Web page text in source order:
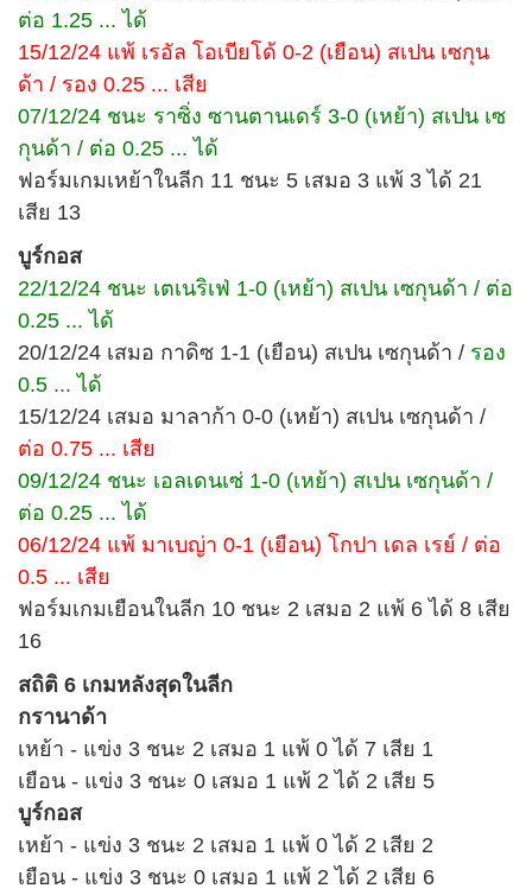
ต่อ 1.25 ... ได้
15/12/24 แพ้ เรอัล โอเบียโด้ 0-2 (เยือน) สเปน เซกุน
ด้า / รอง 0.25 ... เสีย
07/12/24 ชนะ ราซิ่ง ซานตานเดร์ 3-0 (เหย้า) สเปน เซ
กุนด้า / ต่อ 0.25 ... ได้
ฟอร์มเกมเหย้าในลีก 11 ชนะ 5 เสมอ 3 แพ้ 3 ได้ 21
เสีย 13
บูร์กอส
22/12/24 ชนะ เตเนริเฟ่ 1-0 (เหย้า) สเปน เซกุนด้า / ต่อ
0.25 ... ได้
20/12/24 เสมอ กาดิซ 1-1 (เยือน) สเปน เซกุนด้า / รอง
0.5 ... ได้
15/12/24 เสมอ มาลาก้า 0-0 (เหย้า) สเปน เซกุนด้า /
ต่อ 0.75 ... เสีย
09/12/24 ชนะ เอลเดนเซ่ 1-0 (เหย้า) สเปน เซกุนด้า /
ต่อ 0.25 ... ได้
06/12/24 แพ้ มาเบญ่า 0-1 (เยือน) โกปา เดล เรย์ / ต่อ
0.5 ... เสีย
ฟอร์มเกมเยือนในลีก 10 ชนะ 2 เสมอ 2 แพ้ 6 ได้ 8 เสีย
16
สถิติ 6 เกมหลังสุดในลีก
กรานาด้า
เหย้า - แข่ง 3 ชนะ 2 เสมอ 1 แพ้ 0 ได้ 7 เสีย 1
เยือน - แข่ง 3 ชนะ 0 เสมอ 1 แพ้ 2 ได้ 2 เสีย 5
บูร์กอส
เหย้า - แข่ง 3 ชนะ 2 เสมอ 1 แพ้ 0 ได้ 2 เสีย 2
เยือน - แข่ง 3 ชนะ 0 เสมอ 1 แพ้ 2 ได้ 2 เสีย 6